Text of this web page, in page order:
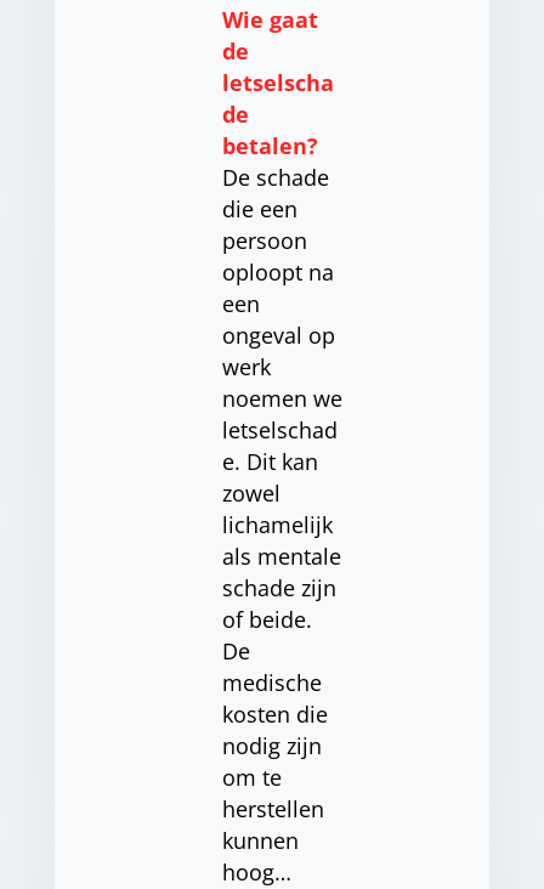
Wie gaat
de
letselscha
de
betalen?
De schade
die een
persoon
oploopt na
een
ongeval op
werk
noemen we
letselschad
e. Dit kan
zowel
lichamelijk
als mentale
schade zijn
of beide.
De
medische
kosten die
nodig zijn
om te
herstellen
kunnen
hoog…